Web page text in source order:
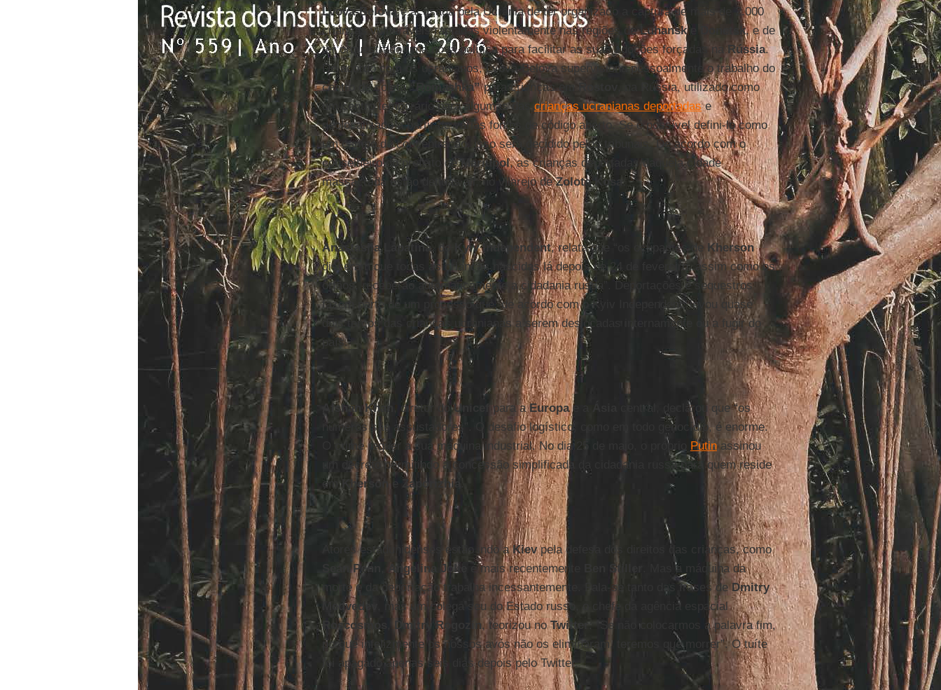
Lvova-Belovaé acusada pela Ucrânia de ter organizado a captura de mais de 2.000
crianças vulneráveis raptadas violentamente nas regiões deLuhanske Donetsk, e de
ter orquestrado uma nova política para facilitar as suas adoções forçadas na Rússia.
De acordo com os ucranianos, Lvova-Belova supervisiona pessoalmente o trabalho do
centro de coleta“Romashka”para crianças em Rostov
, na Rússia, utilizado como
um centro temporário para algumas das crianças ucranianas deportadase
geolocalizado a partir de várias fontes de código aberto. Se é possível defini-lo como
um campo de concentração, isso será decidido pelos tribunais. De acordo com o
conselheiro do prefeito deMariupol, as crianças deportadas daquela cidade
massacrada estão detidas ali, no vilarejo deZolota Kosa.
Anastasjia Lapatina, do Kyiv Independent, relata que “os ocupantes de Kherson
disseram que todas as crianças nascidas lá depois de 24 de fevereiro, assim como os
órfãos, receberão automaticamente a cidadania russa”. Deportações e sequestros
fazem parte de um processo que, de acordo com o Kyiv Independent, levou quase
dois terços das crianças ucranianas a serem deslocadas internamente ou a fugir do
país.
Afshan Khan , diretor doUnicef para aEuropae a
central, declarou que “os
números são assustadores”. O desafio logístico, como em todo genocídio, é enorme.
O crime requer a sua máquina industrial. No dia 25 de maio, o próprio Putinassinou
um decreto permitindo a concessão simplificada da cidadania russa para quem reside
em Kherson Zaporizhia
Atores estadunidenses estão indo aKievpela defesa dos direitos das crianças, como
Sean Penn
Angelina Jolie e mais recentemente Ben Stiller
. Mas a máquina da
morte e da deportação trabalha incessantemente. Fala-se tanto das frases deDmitry
Medvedev
, mas um colega seu do Estado russo, o chefe da agência espacial
Roscosmos
Dmitry Rogozin, teorizou noTwitter: “Se não colocarmos a palavra fim,
porque infelizmente os nossos avós não os eliminaram, teremos que morrer”. O tuíte
foi apagado apenas seis dias depois pelo Twitter.